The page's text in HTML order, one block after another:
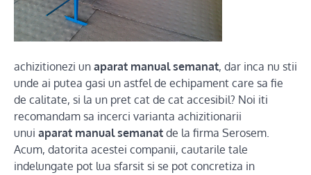
achizitionezi un aparat manual semanat, dar inca nu stii
unde ai putea gasi un astfel de echipament care sa fie
de calitate, si la un pret cat de cat accesibil? Noi iti
recomandam sa incerci varianta achizitionarii
unui aparat manual semanat de la firma Serosem.
Acum, datorita acestei companii, cautarile tale
indelungate pot lua sfarsit si se pot concretiza in